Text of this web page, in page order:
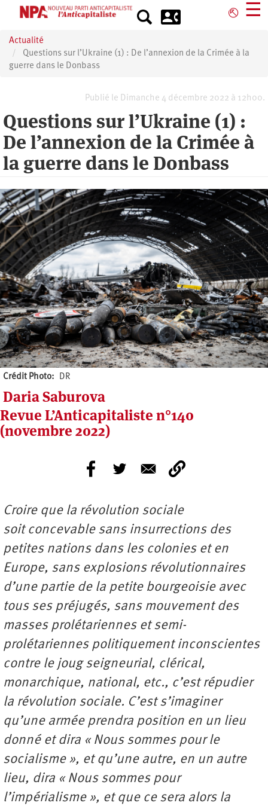
principal
⎋ ☰
Actualité
Questions sur l’Ukraine (1) : De l’annexion de la Crimée à la
guerre dans le Donbass
Publié le Dimanche 4 décembre 2022 à 12h00.
Questions sur l’Ukraine (1) :
De l’annexion de la Crimée à
la guerre dans le Donbass
Crédit Photo DR
Daria Saburova
Revue L’Anticapitaliste n°140
(novembre 2022)
Croire que la révolution sociale
soit concevable sans insurrections des
petites nations dans les colonies et en
Europe, sans explosions révolutionnaires
d’une partie de la petite bourgeoisie avec
tous ses préjugés, sans mouvement des
masses prolétariennes et semi-
prolétariennes politiquement inconscientes
contre le joug seigneurial, clérical,
monarchique, national, etc., c’est répudier
la révolution sociale. C’est s’imaginer
qu’une armée prendra position en un lieu
donné et dira « Nous sommes pour le
socialisme », et qu’une autre, en un autre
lieu, dira « Nous sommes pour
l’impérialisme », et que ce sera alors la